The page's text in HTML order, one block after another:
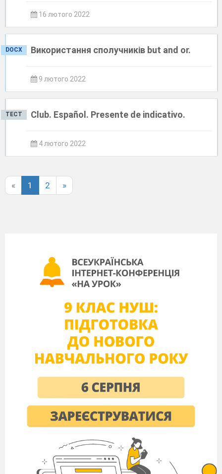
16 лютого 2022
DOCX Використання сполучників but and or.
9 лютого 2022
ТЕСТ Club. Español. Presente de indicativo.
4 лютого 2022
« 1 2 »